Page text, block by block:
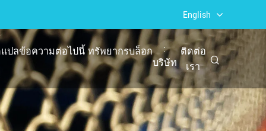
English
ปลข้อความต่อไปนี้ ทรัพยากรบล็อก
:
บริษัท
ติดต่อ
เรา